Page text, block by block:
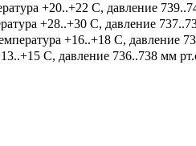
+20..+22 С, давление
+28..+30 С, давление
+16..+18 С, давление
С, давление 736..738 мм